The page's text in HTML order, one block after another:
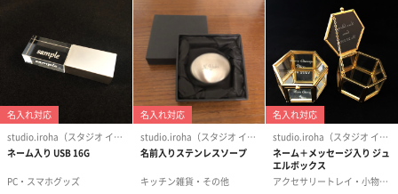
のお品を大切に製作いたします。
商品詳細情報
原材料
ガラス・ソーダライムガラス
製造国
内容量